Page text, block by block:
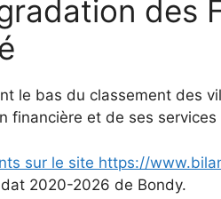
des
le bas du classement des
financière et de ses
sur le site https://
2020-2026 de Bondy.